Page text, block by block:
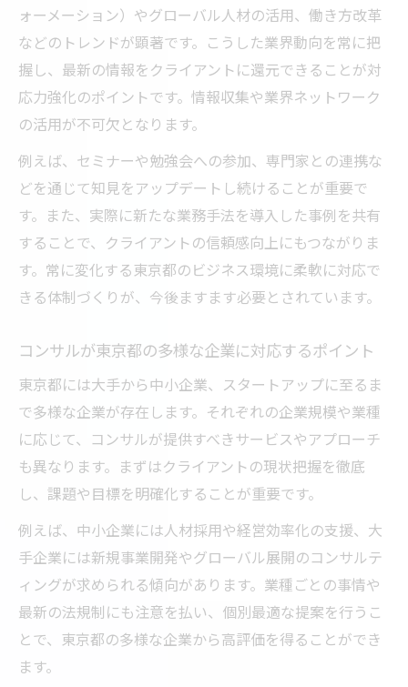
ント
現場で活かせるコンサルの柔軟な対応策
東京都の業界別コンサル対応事例の紹介
コンサルが実践する顧客満足度向上の秘訣
コンサル業界動向から学ぶ客先対応の最新
ヒント
東京都のコンサル現場で重要な業界分析力
客先対応力強化に役立つコンサルの視点
コンサルが業界動向を活かす対応戦略とは
組み
ォーメーション）やグローバル人材の活用、働き方改革
などのトレンドが顕著です。こうした業界動向を常に把
握し、最新の情報をクライアントに還元できることが対
応力強化のポイントです。情報収集や業界ネットワーク
の活用が不可欠となります。
例えば、セミナーや勉強会への参加、専門家との連携な
どを通じて知見をアップデートし続けることが重要で
す。また、実際に新たな業務手法を導入した事例を共有
することで、クライアントの信頼感向上にもつながりま
す。常に変化する東京都のビジネス環境に柔軟に対応で
きる体制づくりが、今後ますます必要とされています。
コンサルが東京都の多様な企業に対応するポイント
東京都には大手から中小企業、スタートアップに至るま
で多様な企業が存在します。それぞれの企業規模や業種
に応じて、コンサルが提供すべきサービスやアプローチ
も異なります。まずはクライアントの現状把握を徹底
し、課題や目標を明確化することが重要です。
例えば、中小企業には人材採用や経営効率化の支援、大
手企業には新規事業開発やグローバル展開のコンサルテ
ィングが求められる傾向があります。業種ごとの事情や
最新の法規制にも注意を払い、個別最適な提案を行うこ
とで、東京都の多様な企業から高評価を得ることができ
ます。